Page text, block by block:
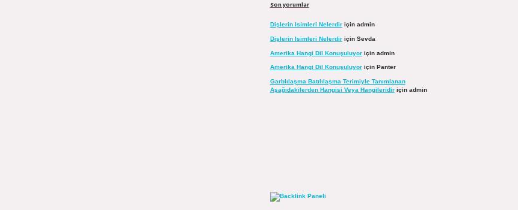
Son yorumlar
Dişlerin Isimleri Nelerdiriçin admin
Dişlerin Isimleri Nelerdiriçin Sevda
Amerika Hangi Dil Konuşuluyoriçin admin
Amerika Hangi Dil Konuşuluyoriçin Panter
Garblılaşma Batılılaşma Terimiyle Tanımlanan
Aşağıdakilerden Hangisi Veya Hangileridiriçin admin